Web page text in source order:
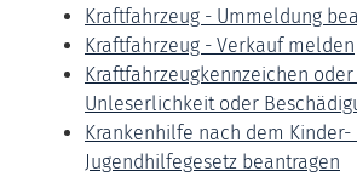
Kraftfahrzeug - Ummeldung
Kraftfahrzeug - Verkauf melden
Kraftfahrzeugkennzeichen
Unleserlichkeit oder
Krankenhilfe nach dem Kinder-
Jugendhilfegesetz beantragen